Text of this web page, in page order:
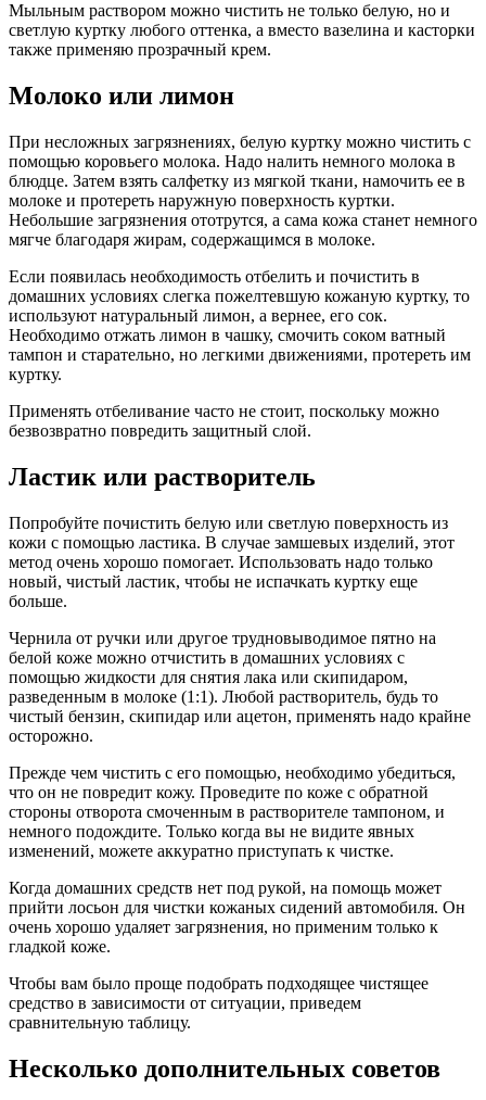
Мыльным раствором можно чистить не только белую, но и
светлую куртку любого оттенка, а вместо вазелина и касторки
также применяю прозрачный крем.
Молоко или лимон
При несложных загрязнениях, белую куртку можно чистить с
помощью коровьего молока. Надо налить немного молока в
блюдце. Затем взять салфетку из мягкой ткани, намочить ее в
молоке и протереть наружную поверхность куртки.
Небольшие загрязнения ототрутся, а сама кожа станет немного
мягче благодаря жирам, содержащимся в молоке.
Если появилась необходимость отбелить и почистить в
домашних условиях слегка пожелтевшую кожаную куртку, то
используют натуральный лимон, а вернее, его сок.
Необходимо отжать лимон в чашку, смочить соком ватный
тампон и старательно, но легкими движениями, протереть им
куртку.
Применять отбеливание часто не стоит, поскольку можно
безвозвратно повредить защитный слой.
Ластик или растворитель
Попробуйте почистить белую или светлую поверхность из
кожи с помощью ластика. В случае замшевых изделий, этот
метод очень хорошо помогает. Использовать надо только
новый, чистый ластик, чтобы не испачкать куртку еще
больше.
Чернила от ручки или другое трудновыводимое пятно на
белой коже можно отчистить в домашних условиях с
помощью жидкости для снятия лака или скипидаром,
разведенным в молоке (1:1). Любой растворитель, будь то
чистый бензин, скипидар или ацетон, применять надо крайне
осторожно.
Прежде чем чистить с его помощью, необходимо убедиться,
что он не повредит кожу. Проведите по коже с обратной
стороны отворота смоченным в растворителе тампоном, и
немного подождите. Только когда вы не видите явных
изменений, можете аккуратно приступать к чистке.
Когда домашних средств нет под рукой, на помощь может
прийти лосьон для чистки кожаных сидений автомобиля. Он
очень хорошо удаляет загрязнения, но применим только к
гладкой коже.
Чтобы вам было проще подобрать подходящее чистящее
средство в зависимости от ситуации, приведем
сравнительную таблицу.
Несколько дополнительных советов